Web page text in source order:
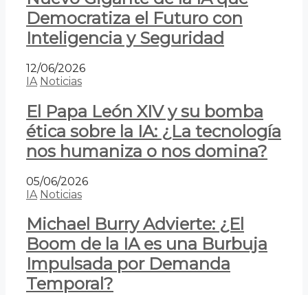
Democratiza el Futuro con
Inteligencia y Seguridad
12/06/2026
IA Noticias
El Papa León XIV y su bomba
ética sobre la IA: ¿La tecnología
nos humaniza o nos domina?
05/06/2026
IA Noticias
Michael Burry Advierte: ¿El
Boom de la IA es una Burbuja
Impulsada por Demanda
Temporal?